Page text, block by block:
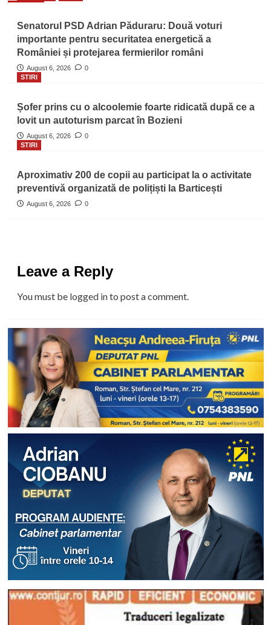
Senatorul PSD Adrian Păduraru: Două voturi
importante pentru securitatea energetică a
României și protejarea fermierilor români
August 6, 2026
0
STIRI
Șofer prins cu o alcoolemie foarte ridicată după ce a
lovit un autoturism parcat în Bozieni
August 6, 2026
0
STIRI
Aproximativ 200 de copii au participat la o activitate
preventivă organizată de polițiști la Barticești
August 6, 2026 0
Leave a Reply
You must be logged into post a comment.